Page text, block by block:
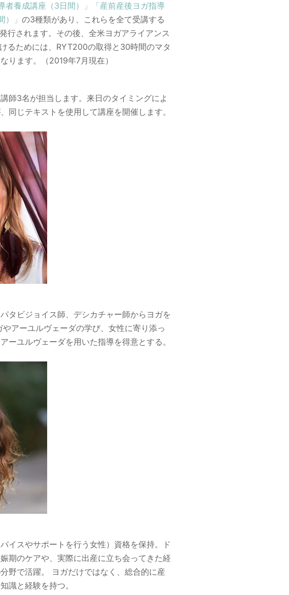
者養成講座（3日間）」
「産前産後ヨガ指導
」 の3種類があり、これらを全て受講する
行されます。その後、全米ヨガアライアンス
るためには、RYT200の取得と30時間のマタ
ります。（2019年7月現在）
師3名が担当します。来日のタイミングによ
同じテキストを使用して講座を開催します。
タビジョイス師、デシカチャー師からヨガを
アーユルヴェーダの学び、女性に寄り添っ
ーユルヴェーダを用いた指導を得意とする。
イスやサポートを行う女性）資格を保持。ド
期のケアや、実際に出産に立ち会ってきた経
野で活躍。 ヨガだけではなく、総合的に産
識と経験を持つ。